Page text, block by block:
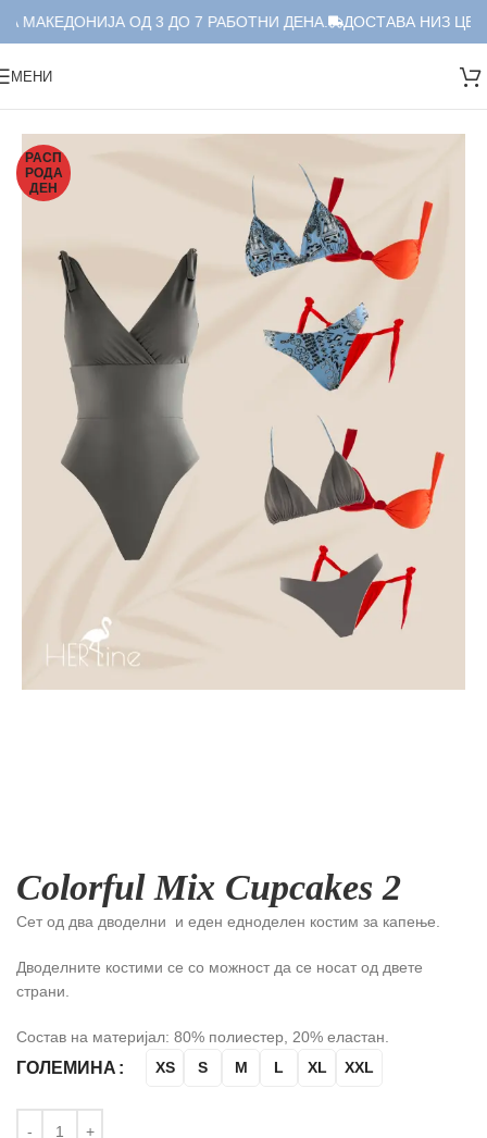
МАКЕДОНИЈА ОД 3 ДО 7 РАБОТНИ ДЕНА. ДОСТАВА НИЗ
МЕНИ
РАСП
РОДА
ДЕН
Colorful Mix Cupcakes 2
Сет од два дводелни и еден едноделен костим за капење.
Дводелните костими се со можност да се носат од двете
страни.
Состав на материјал: 80% полиестер, 20% еластан.
ГОЛЕМИНА XS S M L XL XXL